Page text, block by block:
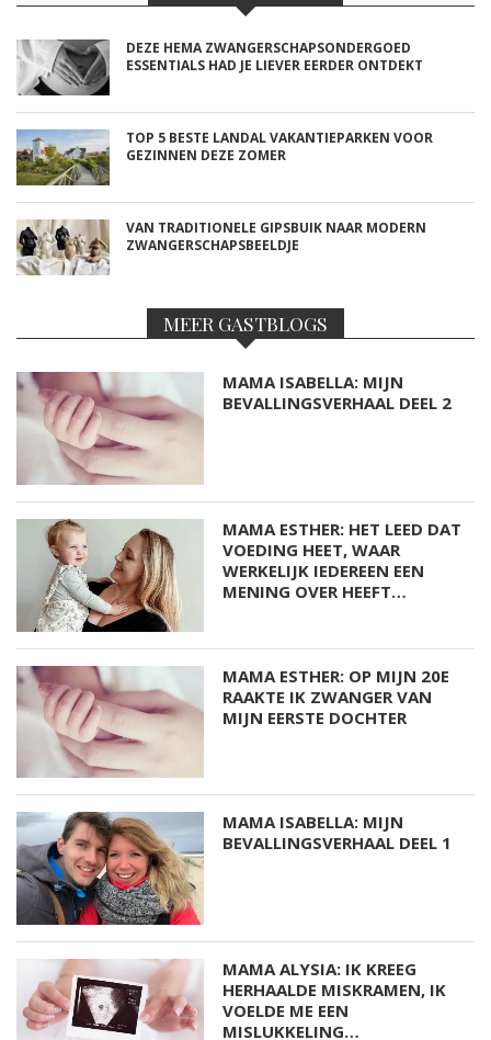
DEZE HEMA ZWANGERSCHAPSONDERGOED
ESSENTIALS HAD JE LIEVER EERDER ONTDEKT
TOP 5 BESTE LANDAL VAKANTIEPARKEN VOOR
GEZINNEN DEZE ZOMER
VAN TRADITIONELE GIPSBUIK NAAR MODERN
ZWANGERSCHAPSBEELDJE
MEER GASTBLOGS
MAMA ISABELLA: MIJN
BEVALLINGSVERHAAL DEEL 2
MAMA ESTHER: HET LEED DAT
VOEDING HEET, WAAR
WERKELIJK IEDEREEN EEN
MENING OVER HEEFT…
MAMA ESTHER: OP MIJN 20E
RAAKTE IK ZWANGER VAN
MIJN EERSTE DOCHTER
MAMA ISABELLA: MIJN
BEVALLINGSVERHAAL DEEL 1
MAMA ALYSIA: IK KREEG
HERHAALDE MISKRAMEN, IK
VOELDE ME EEN
MISLUKKELING…